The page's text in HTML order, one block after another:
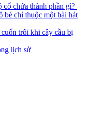
cổ chứa thành phần gì?
bé chỉ thuộc một bài hát
trôi khi cây cầu bị
lịch sử